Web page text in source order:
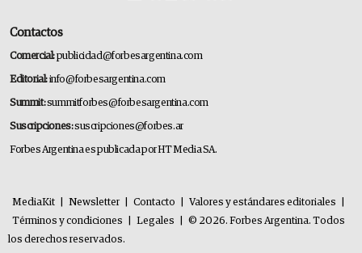
Contactos
Comercial:publicidad@forbesargentina.com
Editorial:info@forbesargentina.com
Summit:summitforbes@forbesargentina.com
Suscripciones:suscripciones@forbes.ar
Forbes Argentina es publicada por HT Media SA.
MediaKit Newsletter Contacto Valores y estándares editoriales
Términos y condiciones
Legales
© 2026. Forbes Argentina. Todos
los derechos reservados.